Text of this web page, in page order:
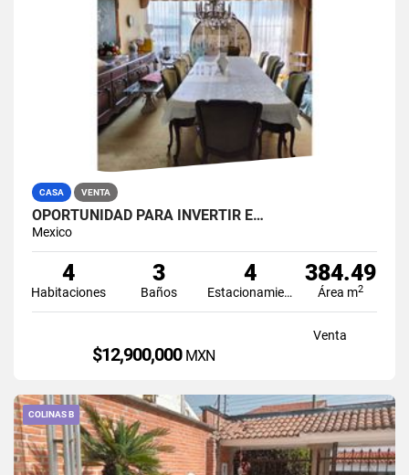
CASA VENTA
OPORTUNIDAD PARA INVERTIR E…
Mexico
4
Habitaciones
3
Baños
4
Estacionamiento
384.49
Área m2
Venta
$12,900,000 MXN
COLINAS B